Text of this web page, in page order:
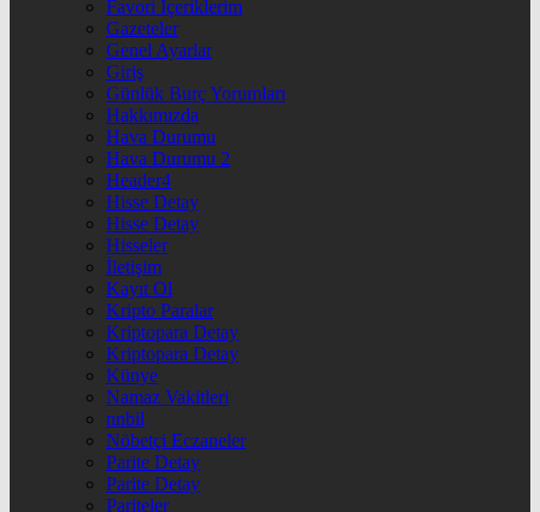
Favori İçeriklerim
Gazeteler
Genel Ayarlar
Giriş
Günlük Burç Yorumları
Hakkımızda
Hava Durumu
Hava Durumu 2
Header4
Hisse Detay
Hisse Detay
Hisseler
İletişim
Kayıt Ol
Kripto Paralar
Kriptopara Detay
Kriptopara Detay
Künye
Namaz Vakitleri
nnbil
Nöbetçi Eczaneler
Parite Detay
Parite Detay
Pariteler